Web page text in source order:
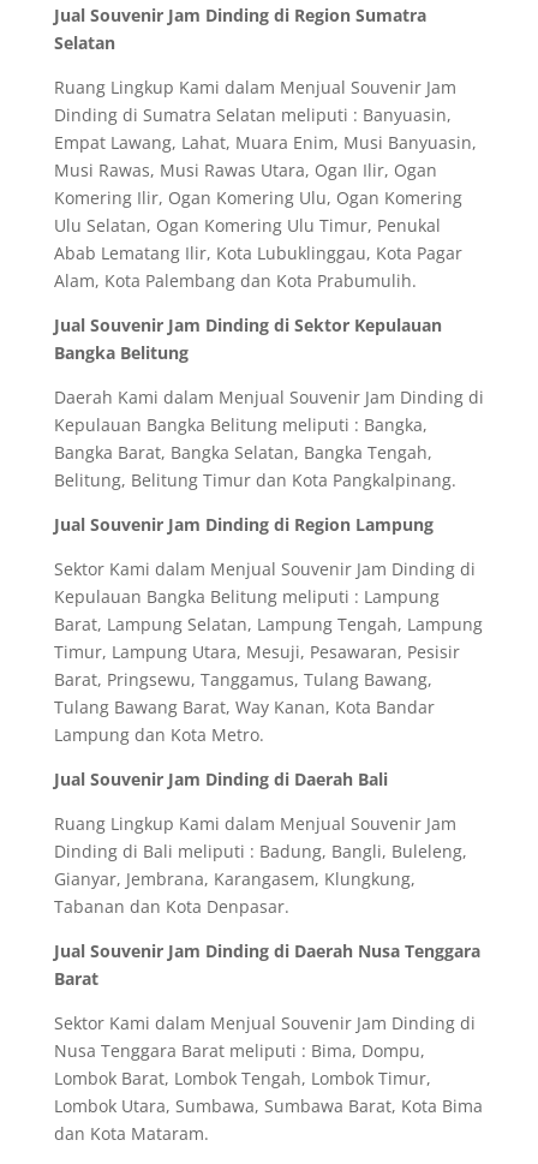
Jual Souvenir Jam Dinding di Region Sumatra
Selatan
Ruang Lingkup Kami dalam Menjual Souvenir Jam
Dinding di Sumatra Selatan meliputi : Banyuasin,
Empat Lawang, Lahat, Muara Enim, Musi Banyuasin,
Musi Rawas, Musi Rawas Utara, Ogan Ilir, Ogan
Komering Ilir, Ogan Komering Ulu, Ogan Komering
Ulu Selatan, Ogan Komering Ulu Timur, Penukal
Abab Lematang Ilir, Kota Lubuklinggau, Kota Pagar
Alam, Kota Palembang dan Kota Prabumulih.
Jual Souvenir Jam Dinding di Sektor Kepulauan
Bangka Belitung
Daerah Kami dalam Menjual Souvenir Jam Dinding di
Kepulauan Bangka Belitung meliputi : Bangka,
Bangka Barat, Bangka Selatan, Bangka Tengah,
Belitung, Belitung Timur dan Kota Pangkalpinang.
Jual Souvenir Jam Dinding di Region Lampung
Sektor Kami dalam Menjual Souvenir Jam Dinding di
Kepulauan Bangka Belitung meliputi : Lampung
Barat, Lampung Selatan, Lampung Tengah, Lampung
Timur, Lampung Utara, Mesuji, Pesawaran, Pesisir
Barat, Pringsewu, Tanggamus, Tulang Bawang,
Tulang Bawang Barat, Way Kanan, Kota Bandar
Lampung dan Kota Metro.
Jual Souvenir Jam Dinding di Daerah Bali
Ruang Lingkup Kami dalam Menjual Souvenir Jam
Dinding di Bali meliputi : Badung, Bangli, Buleleng,
Gianyar, Jembrana, Karangasem, Klungkung,
Tabanan dan Kota Denpasar.
Jual Souvenir Jam Dinding di Daerah Nusa Tenggara
Barat
Sektor Kami dalam Menjual Souvenir Jam Dinding di
Nusa Tenggara Barat meliputi : Bima, Dompu,
Lombok Barat, Lombok Tengah, Lombok Timur,
Lombok Utara, Sumbawa, Sumbawa Barat, Kota Bima
dan Kota Mataram.